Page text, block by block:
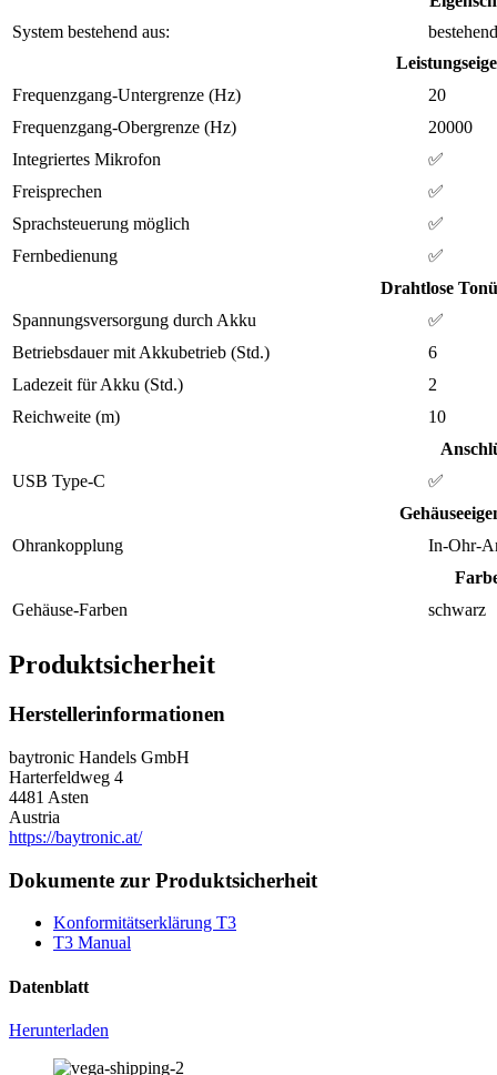
System bestehend aus:
Frequenzgang-Untergrenze (Hz)
20
Frequenzgang-Obergrenze (Hz)
20000
Integriertes Mikrofon
✅
Freisprechen
✅
Sprachsteuerung möglich
✅
Fernbedienung
✅
Drahtlose
Spannungsversorgung durch Akku
✅
Betriebsdauer mit Akkubetrieb (Std.)
6
Ladezeit für Akku (Std.)
2
Reichweite (m)
10
USB Type-C
✅
Ohrankopplung
In-Ohr-
Gehäuse-Farben
schwarz
Produktsicherheit
Herstellerinformationen
baytronic Handels GmbH
Harterfeldweg 4
4481 Asten
Austria
https://baytronic.at/
Dokumente zur Produktsicherheit
Konformitätserklärung T3
T3 Manual
Datenblatt
Herunterladen